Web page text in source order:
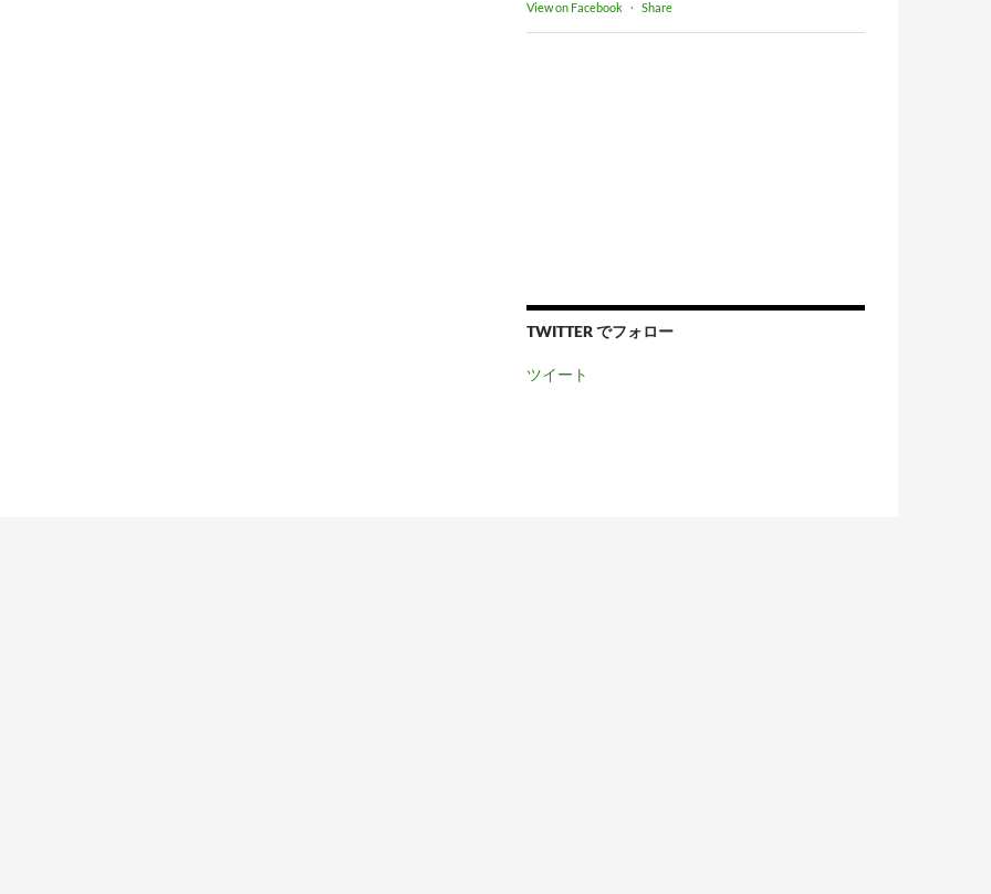
View on Facebook · Share
TWITTER でフォロー
ツイート